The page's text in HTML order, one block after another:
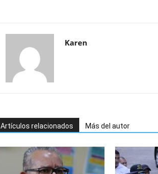
Karen
Artículos relacionados Más del autor